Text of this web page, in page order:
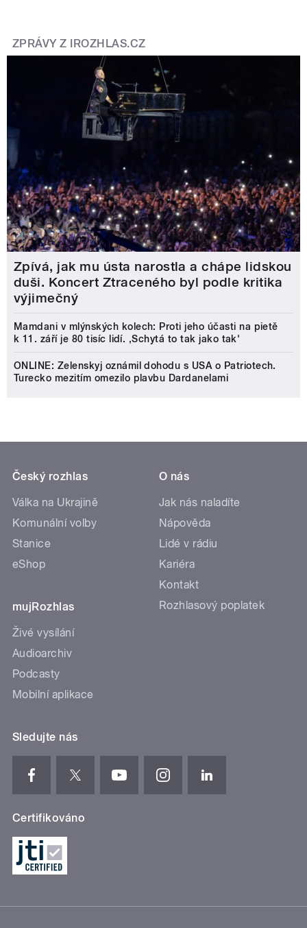
ZPRÁVY Z IROZHLAS.CZ
Zpívá, jak mu ústa narostla a chápe lidskou
duši. Koncert Ztraceného byl podle kritika
výjimečný
Mamdani v mlýnských kolech: Proti jeho účasti na pietě
k 11. září je 80 tisíc lidí. ‚Schytá to tak jako tak'
ONLINE: Zelenskyj oznámil dohodu s USA o Patriotech.
Turecko mezitím omezilo plavbu Dardanelami
Český rozhlas
Válka na Ukrajině
Komunální volby
Stanice
eShop
mujRozhlas
Živé vysílání
Audioarchiv
Podcasty
Mobilní aplikace
O nás
Jak nás naladíte
Nápověda
Lidé v rádiu
Kariéra
Kontakt
Rozhlasový poplatek
Sledujte nás
Certifikováno